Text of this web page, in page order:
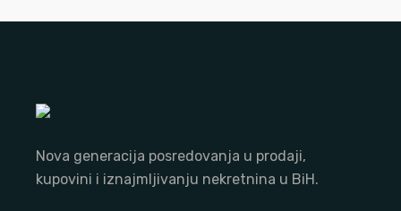
Nova generacija posredovanja u prodaji,
kupovini i iznajmljivanju nekretnina u BiH.